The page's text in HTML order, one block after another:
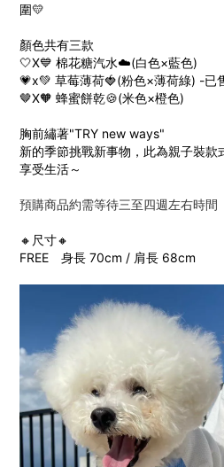
圍💛
顏色共有三款
🤍X💙 棉花糖汽水☁️(白色×藍色)
💗x💚 草莓薄荷🍓(粉色×薄荷綠) -已
🤎X🧡 蜂蜜餅乾🍪(米色×橙色)
胸前繡著"TRY new ways"
新的季節挑戰新事物，此為親子裝款
享受生活～
預購商品約需等待三至四週左右時間
🔸尺寸🔸
FREE 身長 70cm / 肩長 68cm